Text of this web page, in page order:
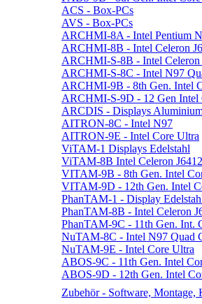
ACS - Box-PCs
AVS - Box-PCs
ARCHMI-8A - Intel Pentium
ARCHMI-8B - Intel Celeron
ARCHMI-S-8B - Intel Celeron
ARCHMI-S-8C - Intel N97
ARCHMI-9B - 8th Gen. Intel
ARCHMI-S-9D - 12 Gen Intel
ARCDIS - Displays
AITRON-8C - Intel N97
AITRON-9E - Intel Core Ultra
ViTAM-1 Displays Edelstahl
ViTAM-8B Intel Celeron J6412
VITAM-9B - 8th Gen. Intel
VITAM-9D - 12th Gen. Intel
PhanTAM-1 - Display
PhanTAM-8B - Intel Celeron
PhanTAM-9C - 11th Gen. Int.
NuTAM-8C - Intel N97 Quad
NuTAM-9E - Intel Core Ultra
ABOS-9C - 11th Gen. Intel
ABOS-9D - 12th Gen. Intel
Zubehör - Software, Montage,